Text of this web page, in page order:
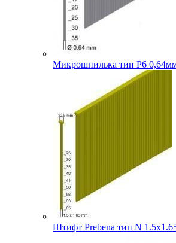
Микрошпилька тип P6
Штифт Prebena тип N